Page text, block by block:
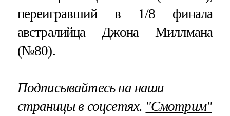
переигравший в 1/8 финала
австралийца Джона Миллмана
(№80).
Подписывайтесь на наши
страницы в соцсетях. "Смотрим"